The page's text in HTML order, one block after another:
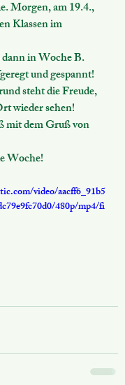
Morgen, am 19.4.,
Klassen im
in Woche B.
und gespannt!
steht die Freude,
wieder sehen!
mit dem Gruß von
Woche!
video/aacff6_91b5
480p/mp4/fi